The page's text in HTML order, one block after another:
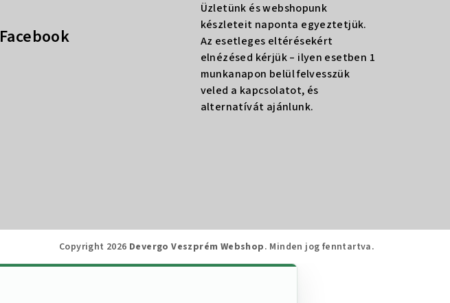
Facebook
Üzletünk és webshopunk
készleteit naponta egyeztetjük.
Az esetleges eltérésekért
elnézésed kérjük – ilyen esetben 1
munkanapon belül felvesszük
veled a kapcsolatot, és
alternatívát ajánlunk.
Copyright 2026 Devergo Veszprém Webshop. Minden jog fenntartva.